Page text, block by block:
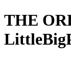
THE